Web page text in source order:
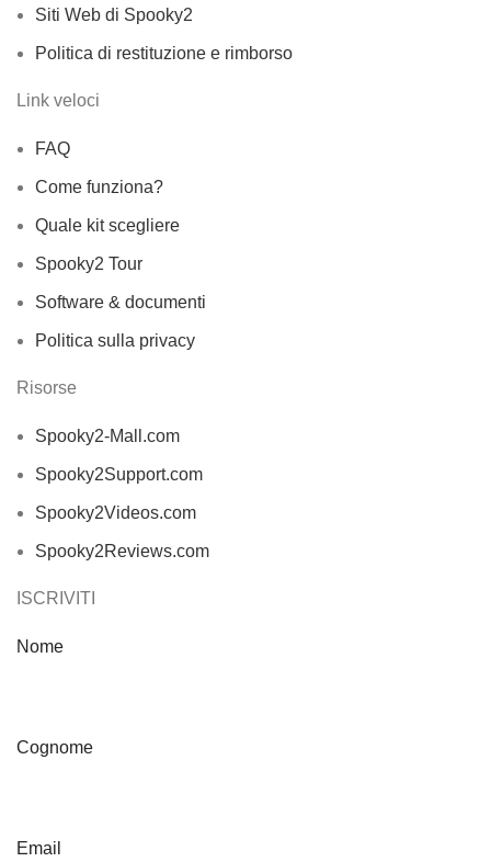
Siti Web di Spooky2
Politica di restituzione e rimborso
Link veloci
FAQ
Come funziona?
Quale kit scegliere
Spooky2 Tour
Software & documenti
Politica sulla privacy
Risorse
Spooky2-Mall.com
Spooky2Support.com
Spooky2Videos.com
Spooky2Reviews.com
ISCRIVITI
Nome
Cognome
Email